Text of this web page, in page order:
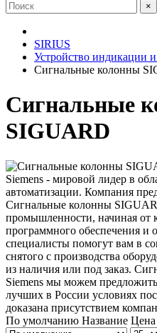
×
SIRIUS
Устройство индикации
Сигнальные колонны
Сигнальные
SIGUARD
Siemens - мировой лидер в
автоматизации. Компания
Сигнальные колонны
промышленности, начиная от
программного обеспечения и
специалисты помогут вам в
снятого с производства
из наличия или под заказ.
Siemens мы можем
лучших в России условиях
доказана присутствием
По умолчанию Название Цена